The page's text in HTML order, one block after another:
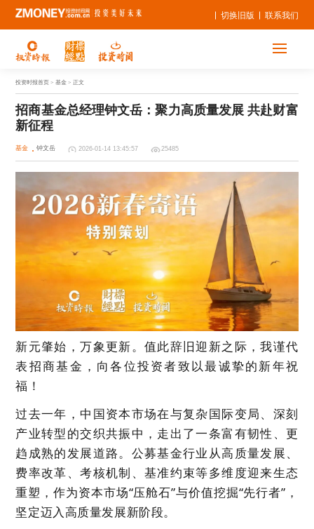
联系我们
切换旧版
投资时报首页 > 基金 > 正文
招商基金总经理钟文岳：聚力高质量发展 共赴财富
新征程
基金 钟文岳 2026-01-14 13:45:57 25485
新元肇始，万象更新。值此辞旧迎新之际 ，我谨代
表招商基金，向各位投资者致以最诚挚的新年祝
福！
过去一年，中国资本市场在与复杂国际变局、深刻
产业转型的交织共振中，走出了一条富有韧性、更
趋成熟的发展道路。公募基金行业从高质量发展、
费率改革、考核机制、基准约束等多维度迎来生态
重塑，作为资本市场“压舱石”与价值挖掘“先行者”，
坚定迈入高质量发展新阶段。